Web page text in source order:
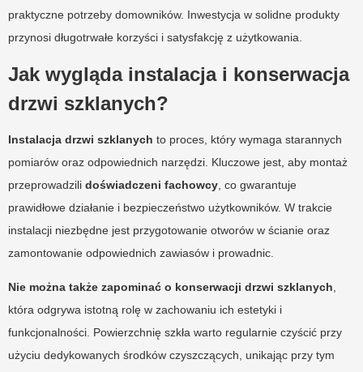
praktyczne potrzeby domowników. Inwestycja w solidne produkty
przynosi długotrwałe korzyści i satysfakcję z użytkowania.
Jak wygląda instalacja i konserwacja
drzwi szklanych?
Instalacja drzwi szklanych to proces, który wymaga starannych
pomiarów oraz odpowiednich narzędzi. Kluczowe jest, aby montaż
przeprowadzili doświadczeni fachowcy, co gwarantuje
prawidłowe działanie i bezpieczeństwo użytkowników. W trakcie
instalacji niezbędne jest przygotowanie otworów w ścianie oraz
zamontowanie odpowiednich zawiasów i prowadnic.
Nie można także zapominać o konserwacji drzwi szklanych,
która odgrywa istotną rolę w zachowaniu ich estetyki i
funkcjonalności. Powierzchnię szkła warto regularnie czyścić przy
użyciu dedykowanych środków czyszczących, unikając przy tym